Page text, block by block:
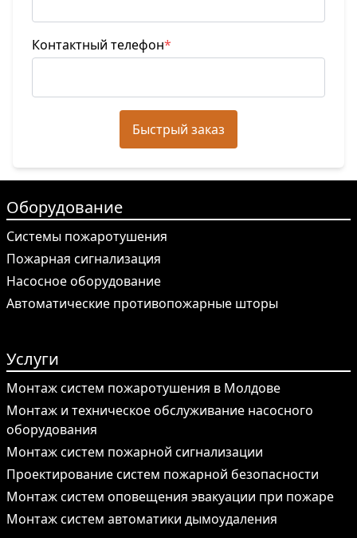
Контактный телефон*
Быстрый заказ
Оборудование
Системы пожаротушения
Пожарная сигнализация
Насосное оборудование
Автоматические противопожарные шторы
Услуги
Монтаж систем пожаротушения в Молдове
Монтаж и техническое обслуживание насосного
оборудования
Монтаж систем пожарной сигнализации
Проектирование систем пожарной безопасности
Монтаж систем оповещения эвакуации при пожаре
Монтаж систем автоматики дымоудаления